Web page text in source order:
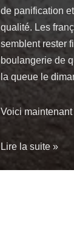
de panification
qualité. Les
semblent rester
boulangerie de
la queue le
Voici
Lire la suite »